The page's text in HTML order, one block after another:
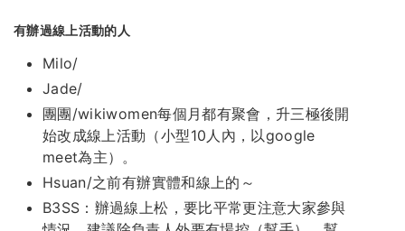
有辦過線上活動的人
Milo/
Jade/
團團/wikiwomen每個月都有聚會，升三極後開
始改成線上活動（小型10人內，以google
meet為主）。
Hsuan/之前有辦實體和線上的～
B3SS：辦過線上松，要比平常更注意大家參與